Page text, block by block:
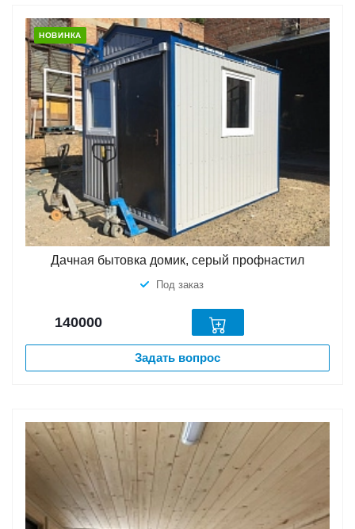
НОВИНКА
Дачная бытовка домик, серый профнастил
Под заказ
140000
Задать вопрос